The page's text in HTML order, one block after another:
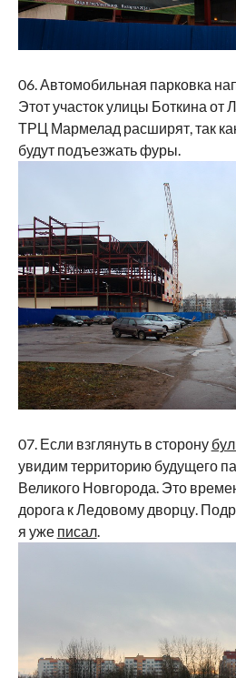
06. Автомобильная парковка
Этот участок улицы Боткина от
ТРЦ Мармелад расширят, так
будут подъезжать фуры.
07. Если взглянуть в сторону
увидим территорию будущего
Великого Новгорода. Это
дорога к Ледовому дворцу.
я уже писал.